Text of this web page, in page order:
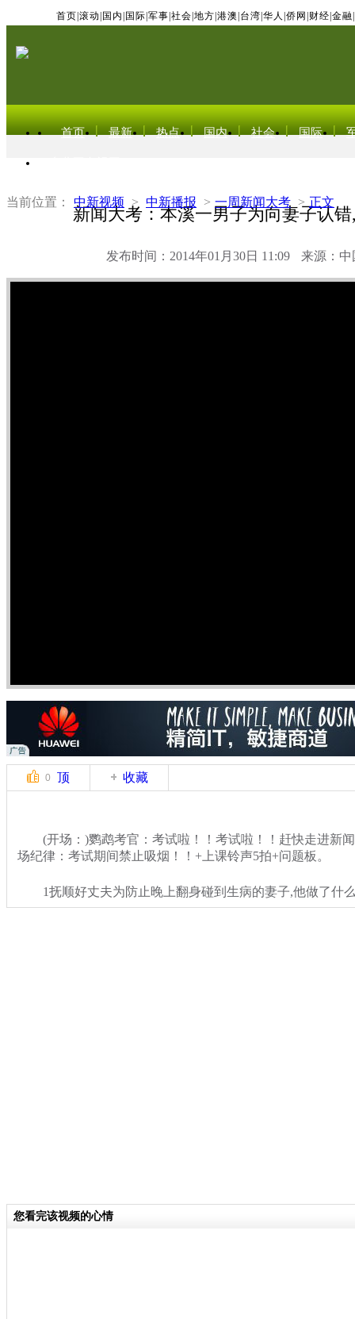
首页 滚动 国内 国际 军事 社会 地方 港澳 台湾 华人 侨网 财经 金融
首页 最新 热点 国内 社会 国际
当前位置： 中新视频 > 中新播报 > 一周新闻大考 > 正文
新闻大考：本溪一男子为向妻子认
发布时间：2014年01月30日 11:09 来源：中
0 顶 收藏
(开场：)鹦鹉考官：考试啦！！考试啦！！赶快走进新闻
场纪律：考试期间禁止吸烟！！+上课铃声5拍+问题板。
1抚顺好丈夫为防止晚上翻身碰到生病的妻子,他做了什
您看完该视频的心情